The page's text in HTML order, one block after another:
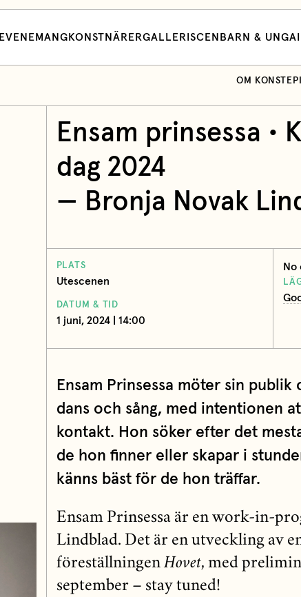
EVENEMANG KONSTNÄRERGALLERI SCEN BARN & UNGA
OM
Ensam prinsessa •
dag 2024
— Bronja Novak
PLATS
Utescenen
DATUM & TID
1 juni, 2024 | 14:00
No
Ensam Prinsessa möter sin
dans och sång, med intentionen
kontakt. Hon söker efter det
de hon finner eller skapar i
känns bäst för de hon träffar.
Ensam Prinsessa är en work-in-
Lindblad. Det är en utveckling av
föreställningen Hovet, med
september – stay tuned!